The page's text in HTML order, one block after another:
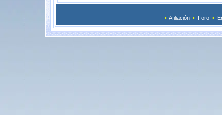
• Afiliación • Foro •